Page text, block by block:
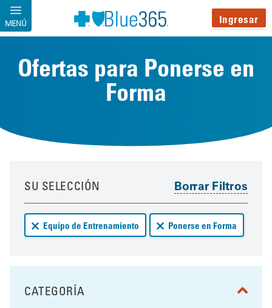
Pasar al contenido principal
MENÚ Ingresar
Ofertas para Ponerse en
Forma
SU SELECCIÓN
Remove Equipo de Entrenamiento deals from your results
Equipo de Entrenamiento Remove Ponerse en
Ponerse en Forma
FILTRAR POR
CATEGORÍA